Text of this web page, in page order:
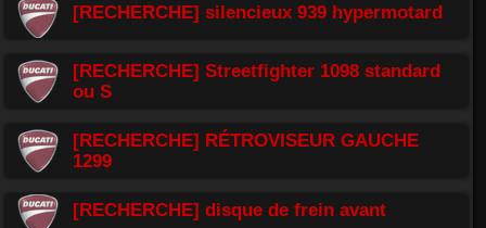
[RECHERCHE] silencieux 939 hypermotard
[RECHERCHE] Streetfighter 1098 standard
ou S
[RECHERCHE] RÉTROVISEUR GAUCHE
1299
[RECHERCHE] disque de frein avant